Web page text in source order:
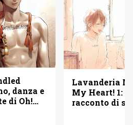
danza e
di Oh!
Lavanderia
My Heart! 1:
racconto di